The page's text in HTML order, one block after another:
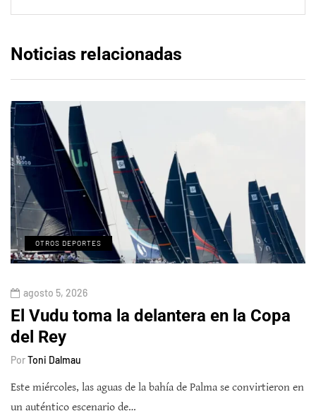
Noticias relacionadas
OTROS DEPORTES
agosto 5, 2026
El Vudu toma la delantera en la Copa
del Rey
PorToni Dalmau
Este miércoles, las aguas de la bahía de Palma se convirtieron en
un auténtico escenario de…